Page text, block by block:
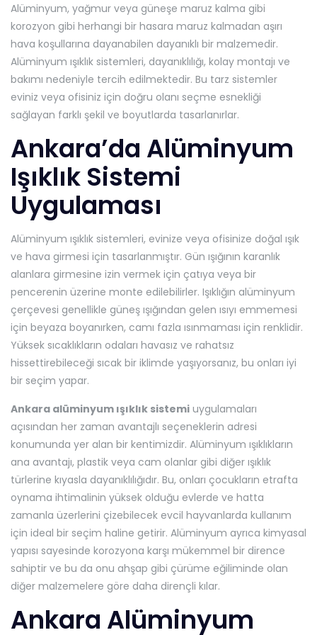
Alüminyum, yağmur veya güneşe maruz kalma gibi
korozyon gibi herhangi bir hasara maruz kalmadan aşırı
hava koşullarına dayanabilen dayanıklı bir malzemedir.
Alüminyum ışıklık sistemleri, dayanıklılığı, kolay montajı ve
bakımı nedeniyle tercih edilmektedir. Bu tarz sistemler
eviniz veya ofisiniz için doğru olanı seçme esnekliği
sağlayan farklı şekil ve boyutlarda tasarlanırlar.
Ankara’da Alüminyum
Işıklık Sistemi
Uygulaması
Alüminyum ışıklık sistemleri, evinize veya ofisinize doğal ışık
ve hava girmesi için tasarlanmıştır. Gün ışığının karanlık
alanlara girmesine izin vermek için çatıya veya bir
pencerenin üzerine monte edilebilirler. Işıklığın alüminyum
çerçevesi genellikle güneş ışığından gelen ısıyı emmemesi
için beyaza boyanırken, camı fazla ısınmaması için renklidir.
Yüksek sıcaklıkların odaları havasız ve rahatsız
hissettirebileceği sıcak bir iklimde yaşıyorsanız, bu onları iyi
bir seçim yapar.
Ankara alüminyum ışıklık sistemi uygulamaları
açısından her zaman avantajlı seçeneklerin adresi
konumunda yer alan bir kentimizdir. Alüminyum ışıklıkların
ana avantajı, plastik veya cam olanlar gibi diğer ışıklık
türlerine kıyasla dayanıklılığıdır. Bu, onları çocukların etrafta
oynama ihtimalinin yüksek olduğu evlerde ve hatta
zamanla üzerlerini çizebilecek evcil hayvanlarda kullanım
için ideal bir seçim haline getirir. Alüminyum ayrıca kimyasal
yapısı sayesinde korozyona karşı mükemmel bir dirence
sahiptir ve bu da onu ahşap gibi çürüme eğiliminde olan
diğer malzemelere göre daha dirençli kılar.
Ankara Alüminyum